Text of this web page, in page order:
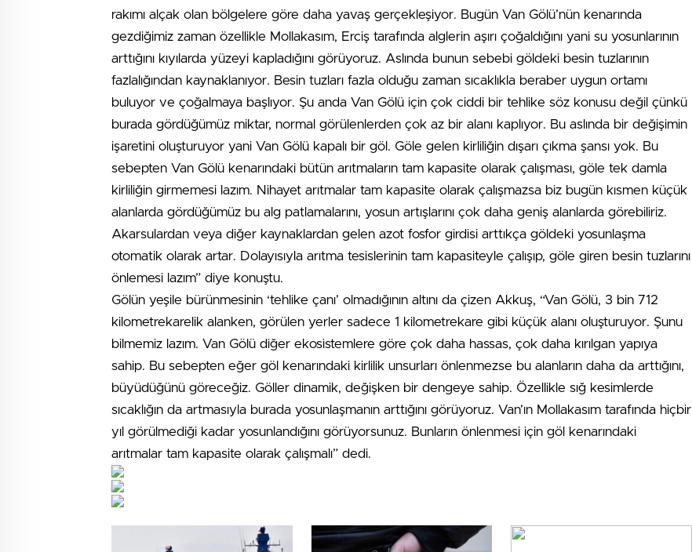
rakımı alçak olan bölgelere göre daha yavaş gerçekleşiyor. Bugün Van Gölü’nün kenarında
gezdiğimiz zaman özellikle Mollakasım, Erciş tarafında alglerin aşırı çoğaldığını yani su yosunlarının
arttığını kıyılarda yüzeyi kapladığını görüyoruz. Aslında bunun sebebi göldeki besin tuzlarının
fazlalığından kaynaklanıyor. Besin tuzları fazla olduğu zaman sıcaklıkla beraber uygun ortamı
buluyor ve çoğalmaya başlıyor. Şu anda Van Gölü için çok ciddi bir tehlike söz konusu değil çünkü
burada gördüğümüz miktar, normal görülenlerden çok az bir alanı kaplıyor. Bu aslında bir değişimin
işaretini oluşturuyor yani Van Gölü kapalı bir göl. Göle gelen kirliliğin dışarı çıkma şansı yok. Bu
sebepten Van Gölü kenarındaki bütün arıtmaların tam kapasite olarak çalışması, göle tek damla
kirliliğin girmemesi lazım. Nihayet arıtmalar tam kapasite olarak çalışmazsa biz bugün kısmen küçük
alanlarda gördüğümüz bu alg patlamalarını, yosun artışlarını çok daha geniş alanlarda görebiliriz.
Akarsulardan veya diğer kaynaklardan gelen azot fosfor girdisi arttıkça göldeki yosunlaşma
otomatik olarak artar. Dolayısıyla arıtma tesislerinin tam kapasiteyle çalışıp, göle giren besin tuzlarını
önlemesi lazım” diye konuştu.
Gölün yeşile bürünmesinin ‘tehlike çanı’ olmadığının altını da çizen Akkuş, “Van Gölü, 3 bin 712
kilometrekarelik alanken, görülen yerler sadece 1 kilometrekare gibi küçük alanı oluşturuyor. Şunu
bilmemiz lazım. Van Gölü diğer ekosistemlere göre çok daha hassas, çok daha kırılgan yapıya
sahip. Bu sebepten eğer göl kenarındaki kirlilik unsurları önlenmezse bu alanların daha da arttığını,
büyüdüğünü göreceğiz. Göller dinamik, değişken bir dengeye sahip. Özellikle sığ kesimlerde
sıcaklığın da artmasıyla burada yosunlaşmanın arttığını görüyoruz. Van’ın Mollakasım tarafında hiçbir
yıl görülmediği kadar yosunlandığını görüyorsunuz. Bunların önlenmesi için göl kenarındaki
arıtmalar tam kapasite olarak çalışmalı” dedi.